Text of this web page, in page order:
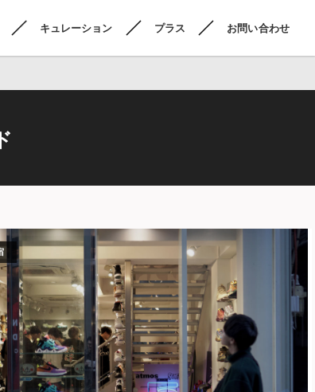
キュレーション プラス お問い合わせ